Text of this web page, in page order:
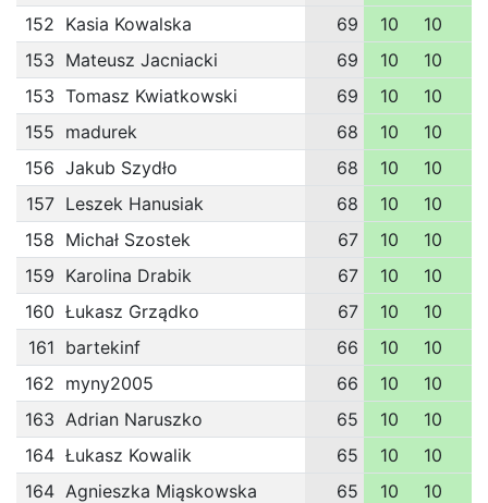
152 Kasia Kowalska 69 10 10
153 Mateusz Jacniacki 69 10 10
153 Tomasz Kwiatkowski 69 10 10
155 madurek 68 10 10
156 Jakub Szydło 68 10 10
157 Leszek Hanusiak 68 10 10
158 Michał Szostek 67 10 10
159 Karolina Drabik 67 10 10
160 Łukasz Grządko 67 10 10
161 bartekinf 66 10 10
162 myny2005 66 10 10
163 Adrian Naruszko 65 10 10
164 Łukasz Kowalik 65 10 10
164 Agnieszka Miąskowska 65 10 10